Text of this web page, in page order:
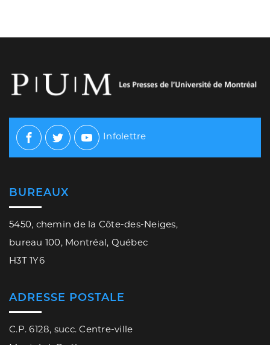
Facebook
TwitterYoutube
Infolettre
BUREAUX
5450, chemin de la Côte-des-Neiges,
bureau 100, Montréal, Québec
H3T 1Y6
ADRESSE POSTALE
C.P. 6128, succ. Centre-ville